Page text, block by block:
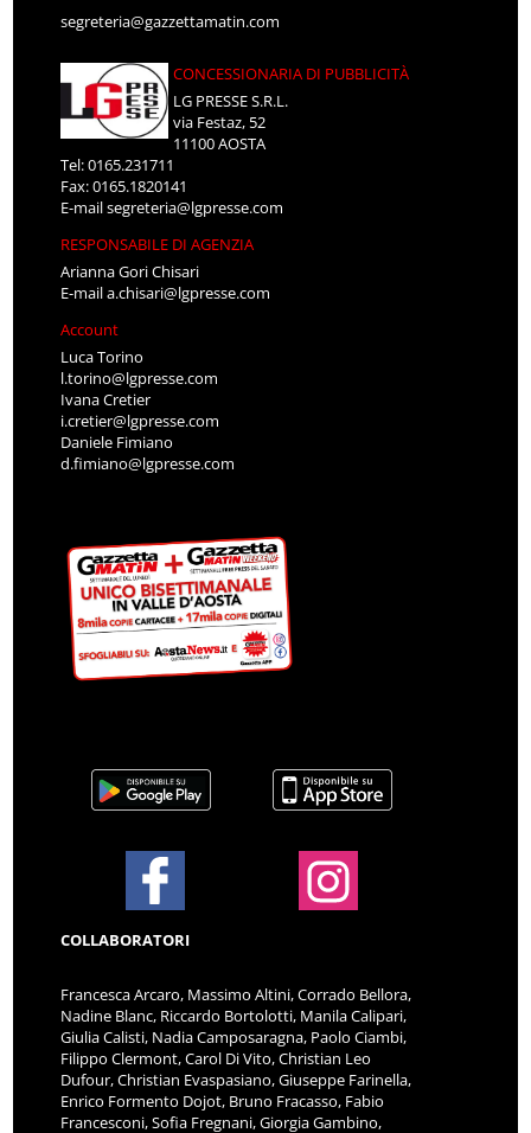
segreteria@gazzettamatin.com
CONCESSIONARIA DI PUBBLICITÀ
LG PRESSE S.R.L.
via Festaz, 52
11100 AOSTA
Tel: 0165.231711
Fax: 0165.1820141
E-mailsegreteria@lgpresse.com
RESPONSABILE DI AGENZIA
Arianna Gori Chisari
E-maila.chisari@lgpresse.com
Account
Luca Torino
l.torino@lgpresse.com
Ivana Cretier
i.cretier@lgpresse.com
Daniele Fimiano
d.fimiano@lgpresse.com
COLLABORATORI
Francesca Arcaro, Massimo Altini, Corrado Bellora,
Nadine Blanc, Riccardo Bortolotti, Manila Calipari,
Giulia Calisti, Nadia Camposaragna, Paolo Ciambi,
Filippo Clermont, Carol Di Vito, Christian Leo
Dufour, Christian Evaspasiano, Giuseppe Farinella,
Enrico Formento Dojot, Bruno Fracasso, Fabio
Francesconi, Sofia Fregnani, Giorgia Gambino,